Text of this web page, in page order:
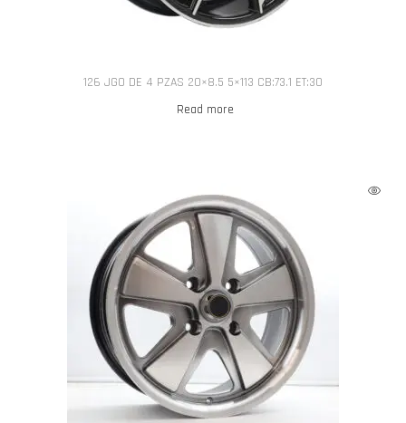
126 JGO DE 4 PZAS 20×8.5 5×113 CB:73.1 ET:30
Read more